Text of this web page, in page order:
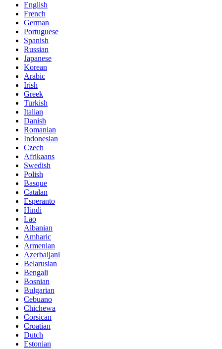
English
French
German
Portuguese
Spanish
Russian
Japanese
Korean
Arabic
Irish
Greek
Turkish
Italian
Danish
Romanian
Indonesian
Czech
Afrikaans
Swedish
Polish
Basque
Catalan
Esperanto
Hindi
Lao
Albanian
Amharic
Armenian
Azerbaijani
Belarusian
Bengali
Bosnian
Bulgarian
Cebuano
Chichewa
Corsican
Croatian
Dutch
Estonian